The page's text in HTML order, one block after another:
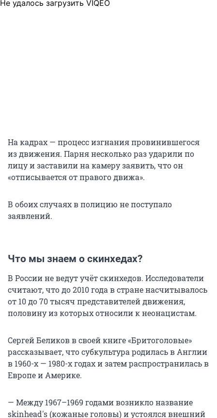
Не удалось загрузить VIQEO
На кадрах — процесс изгнания провинившегося
из движения. Парня несколько раз ударили по
лицу и заставили на камеру заявить, что он
«отписывается от правого движа».
В обоих случаях в полицию не поступало
заявлений.
Что мы знаем о скинхедах?
В России не ведут учёт скинхедов. Исследователи
считают, что до 2010 года в стране насчитывалось
от 10 до 70 тысяч представителей движения,
половину из которых относили к неонацистам.
Сергей Беликов в своей книге «Бритоголовые»
рассказывает, что субкультура родилась в Англии
в 1960-х — 1980-х годах и затем распространилась в
Европе и Америке.
— Между 1967–1969 годами возникло название
skinhead's (кожаные головы) и устоялся внешний